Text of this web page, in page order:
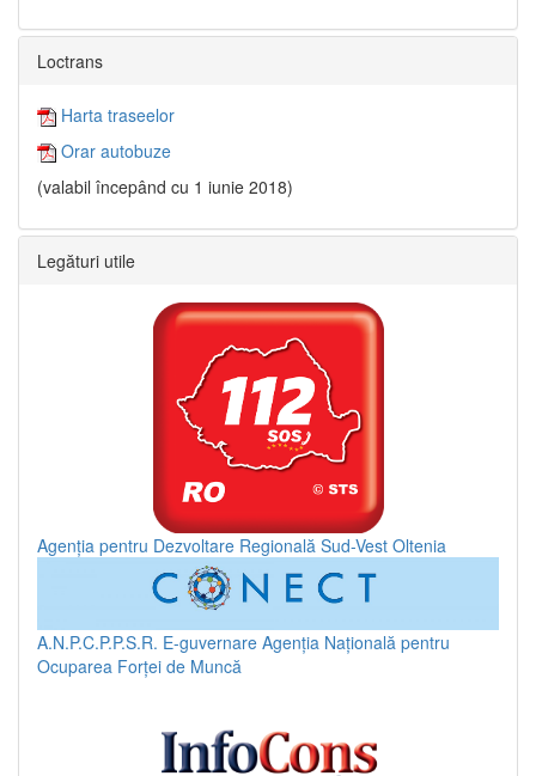
Loctrans
Harta traseelor
Orar autobuze
(valabil începând cu 1 iunie 2018)
Legături utile
Agenția pentru Dezvoltare Regională Sud-Vest Oltenia
A.N.P.C.P.P.S.R. E-guvernare Agenția Națională pentru
Ocuparea Forței de Muncă